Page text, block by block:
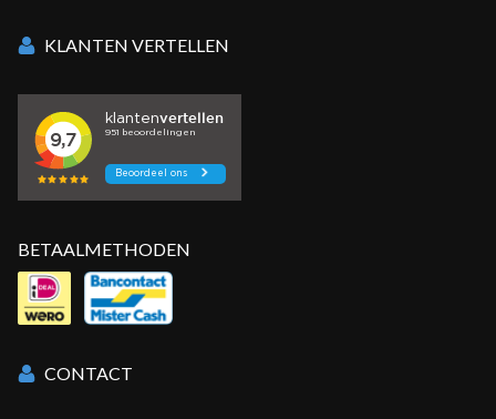
KLANTEN VERTELLEN
BETAALMETHODEN
CONTACT